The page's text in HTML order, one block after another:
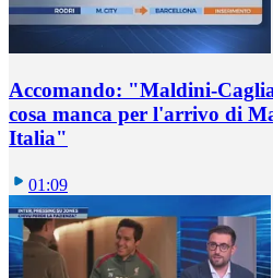
Accomando: "Maldini-
cosa manca per l'arrivo di
Italia"
01:09